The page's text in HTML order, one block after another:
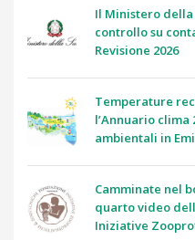
Il Ministero
controllo su
Revisione 2026
Temperature
l’Annuario
ambientali in
Camminate nel
quarto video
Iniziative